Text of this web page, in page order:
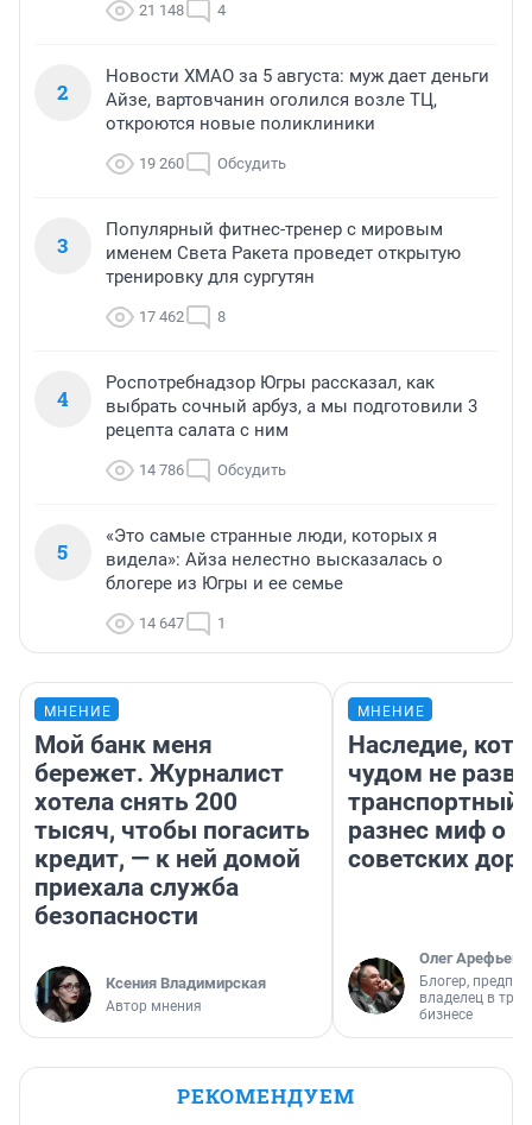
21 148 4
2
Новости ХМАО за 5 августа: муж дает деньги
Айзе, вартовчанин оголился возле ТЦ,
откроются новые поликлиники
19 260 Обсудить
3
Популярный фитнес-тренер с мировым
именем Света Ракета проведет открытую
тренировку для сургутян
17 462 8
4
Роспотребнадзор Югры рассказал, как
выбрать сочный арбуз, а мы подготовили 3
рецепта салата с ним
14 786 Обсудить
5
«Это самые странные люди, которых я
видела»: Айза нелестно высказалась о
блогере из Югры и ее семье
14 647 1
МНЕНИЕ
Мой банк меня
бережет. Журналист
хотела снять 200
тысяч, чтобы погасить
кредит, — к ней домой
приехала служба
безопасности
Ксения Владимирская
Автор мнения
МНЕНИЕ
Наследие,
чудом не
транспортный
разнес миф о
советских
Олег Арефьев
Блогер,
владелец в
бизнесе
РЕКОМЕНДУЕМ